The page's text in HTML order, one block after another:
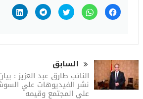
انقر
للمشاركة
انقر
للمشاركة
اضغط
للمشاركة
انقر
للمشاركة
اضغط
لتشارك
السابق
النائب طارق عبد العزيز :
نشر الفيديوهات علي
علي المجتمع وقيمه